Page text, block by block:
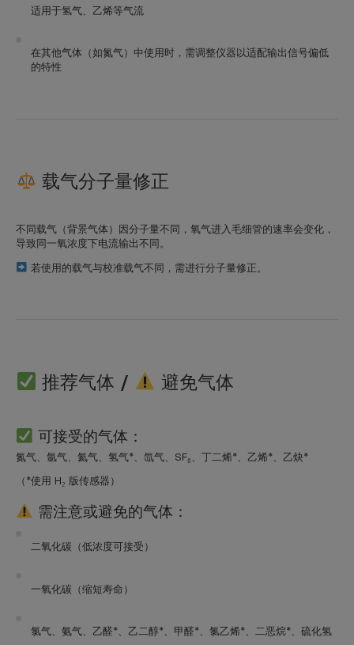
适用于氢气、乙烯等气流
在其他气体（如氮气）中使用时，需调整仪器以适配输出信号偏低
的特性
载气分子量修正
不同载气（背景气体）因分子量不同，氧气进入毛细管的速率会变化，
导致同一氧浓度下电流输出不同。
若使用的载气与校准载气不同，需进行分子量修正。
推荐气体 / 避免气体
可接受的气体：
氮气、氩气、氦气、氢气*、氙气、SF₆、丁二烯*、乙烯*、乙炔*
（*使用 H₂ 版传感器）
需注意或避免的气体：
二氧化碳（低浓度可接受）
一氧化碳（缩短寿命）
氯气、氨气、乙醛*、乙二醇*、甲醛*、氯乙烯*、二恶烷*、硫化氢